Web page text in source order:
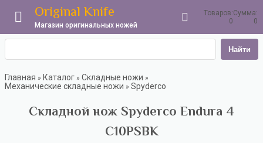
Original Knife
Магазин оригинальных ножей
Товаров:
0
Сумма:
0
Найти
Главная » Каталог » Складные ножи »
Механические складные ножи » Spyderco
Складной нож Spyderco Endura 4
C10PSBK